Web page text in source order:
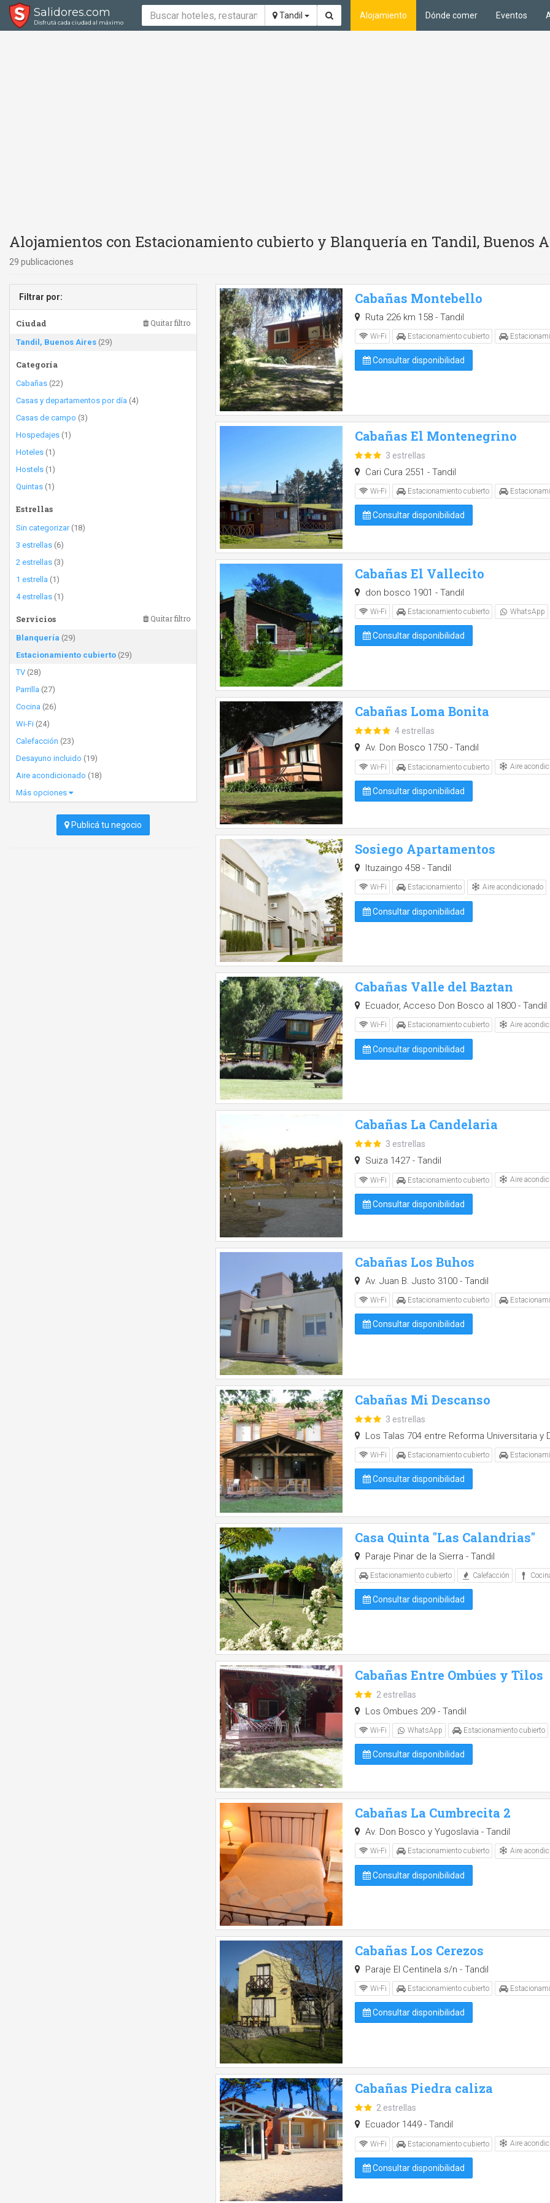
Salidores.com
Disfrutá cada ciudad al máximo
Tandil Alojamiento Dónde comer Eventos
Alojamientos con Estacionamiento cubierto y Blanquería en Tandil, Buenos
29 publicaciones
Filtrar por:
Ciudad Quitar filtro
Tandil, Buenos Aires (29)
Categoría
Cabañas (22)
Casas y departamentos por día (4)
Casas de campo (3)
Hospedajes (1)
Hoteles (1)
Hostels (1)
Quintas (1)
Estrellas
Sin categorizar(18)
3 estrellas (6)
2 estrellas (3)
1 estrella (1)
4 estrellas (1)
Servicios Quitar filtro
Blanquería (29)
Estacionamiento cubierto (29)
TV (28)
Parrilla (27)
Cocina (26)
Wi-Fi (24)
Calefacción (23)
Desayuno incluido (19)
Aire acondicionado (18)
Más opciones
Publicá tu negocio
Cabañas Montebello
Ruta 226 km 158 - Tandil
Wi-Fi Estacionamiento cubierto
Consultar disponibilidad
Cabañas El Montenegrino
3 estrellas
Cari Cura 2551 - Tandil
Wi-Fi Estacionamiento cubierto
Consultar disponibilidad
Cabañas El Vallecito
don bosco 1901 - Tandil
Wi-Fi Estacionamiento cubierto WhatsApp
Consultar disponibilidad
Cabañas Loma Bonita
4 estrellas
Av. Don Bosco 1750 - Tandil
Wi-Fi Estacionamiento cubierto Aire
Consultar disponibilidad
Sosiego Apartamentos
Ituzaingo 458 - Tandil
Wi-Fi Estacionamiento Aire acondicionado
Consultar disponibilidad
Cabañas Valle del Baztan
Ecuador, Acceso Don Bosco al 1800 - Tandil
Wi-Fi Estacionamiento cubierto Aire
Consultar disponibilidad
Cabañas La Candelaria
3 estrellas
Suiza 1427 - Tandil
Wi-Fi Estacionamiento cubierto Aire
Consultar disponibilidad
Cabañas Los Buhos
Av. Juan B. Justo 3100 - Tandil
Wi-Fi Estacionamiento cubierto
Consultar disponibilidad
Cabañas Mi Descanso
3 estrellas
Los Talas 704 entre Reforma Universitaria y
Wi-Fi Estacionamiento cubierto
Consultar disponibilidad
Casa Quinta "Las Calandrias"
Paraje Pinar de la Sierra - Tandil
Estacionamiento cubierto Calefacción
Consultar disponibilidad
Cabañas Entre Ombúes y Tilos
2 estrellas
Los Ombues 209 - Tandil
Wi-Fi WhatsApp Estacionamiento cubierto
Consultar disponibilidad
Cabañas La Cumbrecita 2
Av. Don Bosco y Yugoslavia - Tandil
Wi-Fi Estacionamiento cubierto Aire
Consultar disponibilidad
Cabañas Los Cerezos
Paraje El Centinela s/n - Tandil
Wi-Fi Estacionamiento cubierto
Consultar disponibilidad
Cabañas Piedra caliza
2 estrellas
Ecuador 1449 - Tandil
Wi-Fi Estacionamiento cubierto Aire
Consultar disponibilidad